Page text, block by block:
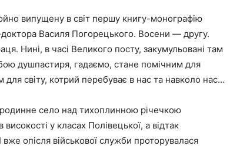
випущену в світ першу книгу-монографію
Василя Погорецького. Восени — другу.
Нині, в часі Великого посту, закумульовані там
душпастиря, гадаємо, стане помічним для
світу, котрий перебуває в нас та навколо нас…
село над тихоплинною річечкою
у класах Полівецької, а відтак
опісля військової служби проторувалася